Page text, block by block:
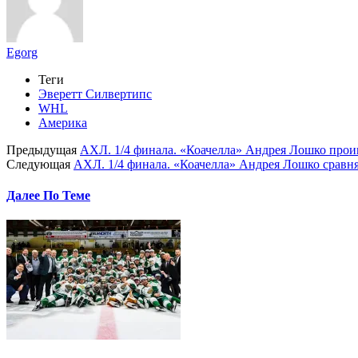
Egorg
Теги
Эверетт Силвертипс
WHL
Америка
Предыдущая АХЛ. 1/4 финала. «Коачелла» Андрея Лошко
Следующая АХЛ. 1/4 финала. «Коачелла» Андрея Лошко
Далее По Теме